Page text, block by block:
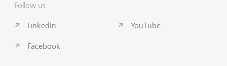
Follow us
LinkedIn
Facebook
YouTube